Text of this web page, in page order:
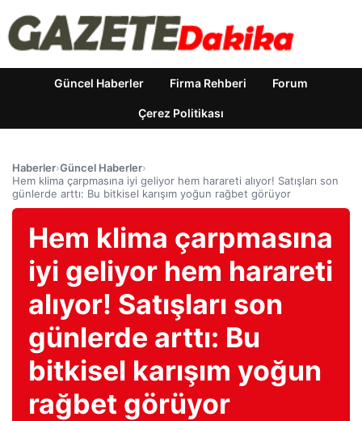
Güncel Haberler Firma Rehberi Forum
Çerez Politikası
Haberler›Güncel Haberler›
Hem klima çarpmasına iyi geliyor hem harareti alıyor! Satışları son
günlerde arttı: Bu bitkisel karışım yoğun rağbet görüyor
Hem klima çarpmasına
iyi geliyor hem harareti
alıyor! Satışları son
günlerde arttı: Bu
bitkisel karışım yoğun
rağbet görüyor